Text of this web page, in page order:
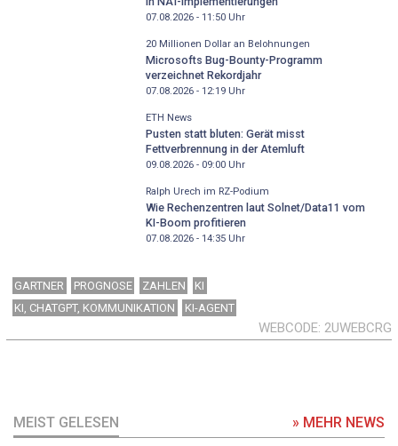
07.08.2026 - 11:50Uhr
20 Millionen Dollar an Belohnungen
Microsofts Bug-Bounty-Programm
verzeichnet Rekordjahr
07.08.2026 - 12:19Uhr
ETH News
Pusten statt bluten: Gerät misst
Fettverbrennung in der Atemluft
09.08.2026 - 09:00Uhr
Ralph Urech im RZ-Podium
Wie Rechenzentren laut Solnet/Data11 vom
KI-Boom profitieren
07.08.2026 - 14:35Uhr
GARTNER PROGNOSE ZAHLEN
KI
KI, CHATGPT, KOMMUNIKATION
KI-AGENT
WEBCODE 2UWEBCRG
MEIST GELESEN » MEHR NEWS